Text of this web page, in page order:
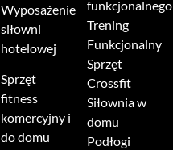
Wyposażenie
siłowni
hotelowej
Sprzęt
fitness
komercyjny i
do domu
funkcjonalnego
Trening
Funkcjonalny
Sprzęt
Crossfit
Siłownia w
domu
Podłogi